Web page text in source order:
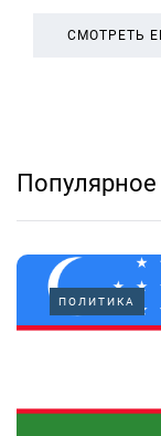
СМОТРЕТЬ
Популярное
ПОЛИТИКА